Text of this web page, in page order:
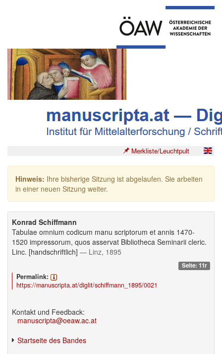
Merkliste/Leuchtpult
Hinweis: Ihre bisherige Sitzung ist abgelaufen. Sie arbeiten
in einer neuen Sitzung weiter.
Konrad Schiffmann
Tabulae omnium codicum manu scriptorum et annis 1470-
1520 impressorum, quos asservat Bibliotheca Seminarii cleric.
Linc. [handschriftlich] — Linz, 1895
Seite: 11r
Permalink:
https://manuscripta.at/diglit/schiffmann_1895/0021
Kontakt und Feedback:
manuscripta@oeaw.ac.at
Startseite des Bandes